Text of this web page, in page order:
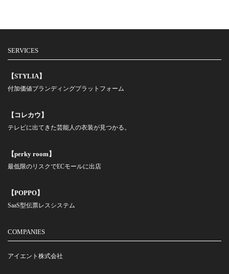
SERVICES
【STYLIA】
付加価値ブランディングプラットフォーム
【コレカウ】
テレビに出てきた芸能人の衣装が見つかる。
【perky room】
最低限のリスクでECモールに出店
【POPPO】
SaaS型伝票レスシステム
COMPANIES
アイエント株式会社